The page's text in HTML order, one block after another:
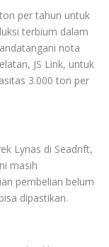
per tahun untuk
terbium dalam
nota
JS Link, untuk
3.000 ton per
Lynas di Seadrift,
masih
pembelian belum
dipastikan.